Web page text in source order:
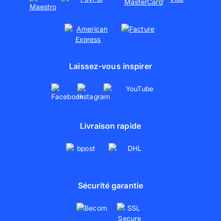
Laissez-vous inspirer
Livraison rapide
Sécurité garantie